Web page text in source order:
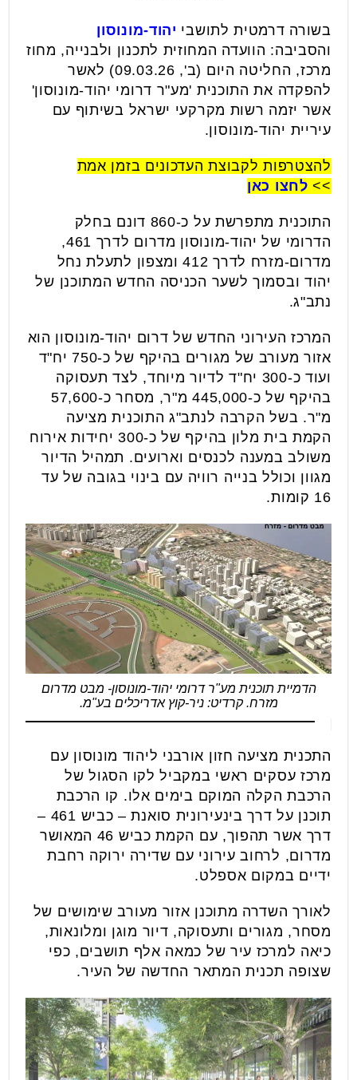
בשורה דרמטית לתושבי יהוד-מונוסון
והסביבה: הוועדה המחוזית לתכנון ולבנייה, מחוז
מרכז, החליטה היום (ב', 09.03.26) לאשר
להפקדה את התוכנית 'מע"ר דרומי יהוד-מונוסון'
אשר יזמה רשות מקרקעי ישראל בשיתוף עם
עיריית יהוד-מונוסון.
להצטרפות לקבוצת העדכונים בזמן אמת
>> לחצו כאן
התוכנית מתפרשת על כ-860 דונם בחלק
הדרומי של יהוד-מונוסון מדרום לדרך 461,
מדרום-מזרח לדרך 412 ומצפון לתעלת נחל
יהוד ובסמוך לשער הכניסה החדש המתוכנן של
נתב"ג.
המרכז העירוני החדש של דרום יהוד-מונוסון הוא
אזור מעורב של מגורים בהיקף של כ-750 יח"ד
ועוד כ-300 יח"ד לדיור מיוחד, לצד תעסוקה
בהיקף של כ-445,000 מ"ר, מסחר כ-57,600
מ"ר. בשל הקרבה לנתב"ג התוכנית מציעה
הקמת בית מלון בהיקף של כ-300 יחידות אירוח
משולב במענה לכנסים וארועים. תמהיל הדיור
מגוון וכולל בנייה רוויה עם בינוי בגובה של עד
16 קומות.
הדמיית תוכנית מע"ר דרומי יהוד-מונוסון- מבט מדרום
מזרח. קרדיט: ניר-קוץ אדריכלים בע"מ.
התכנית מציעה חזון אורבני ליהוד מונוסון עם
מרכז עסקים ראשי במקביל לקו הסגול של
הרכבת הקלה המוקם בימים אלו. קו הרכבת
תוכנן על דרך בינעירונית סואנת – כביש 461 –
דרך אשר תהפוך, עם הקמת כביש 46 המאושר
מדרום, לרחוב עירוני עם שדירה ירוקה רחבת
ידיים במקום אספלט.
לאורך השדרה מתוכנן אזור מעורב שימושים של
מסחר, מגורים ותעסוקה, דיור מוגן ומלונאות,
כיאה למרכז עיר של כמאה אלף תושבים, כפי
שצופה תכנית המתאר החדשה של העיר.